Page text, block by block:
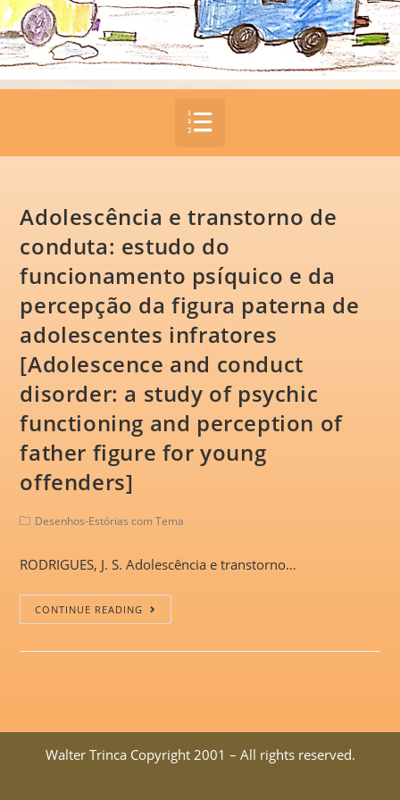
Adolescência e transtorno de
conduta: estudo do
funcionamento psíquico e da
percepção da figura paterna de
adolescentes infratores
[Adolescence and conduct
disorder: a study of psychic
functioning and perception of
father figure for young
offenders]
Desenhos-Estórias com Tema
RODRIGUES, J. S. Adolescência e transtorno…
CONTINUE READING
Walter Trinca Copyright 2001 – All rights reserved.